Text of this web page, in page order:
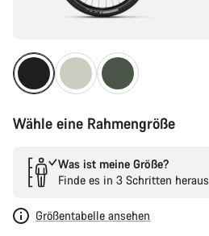
Wähle eine Rahmengröße
Was ist meine Größe?
Finde es in 3 Schritten heraus
Größentabelle ansehen